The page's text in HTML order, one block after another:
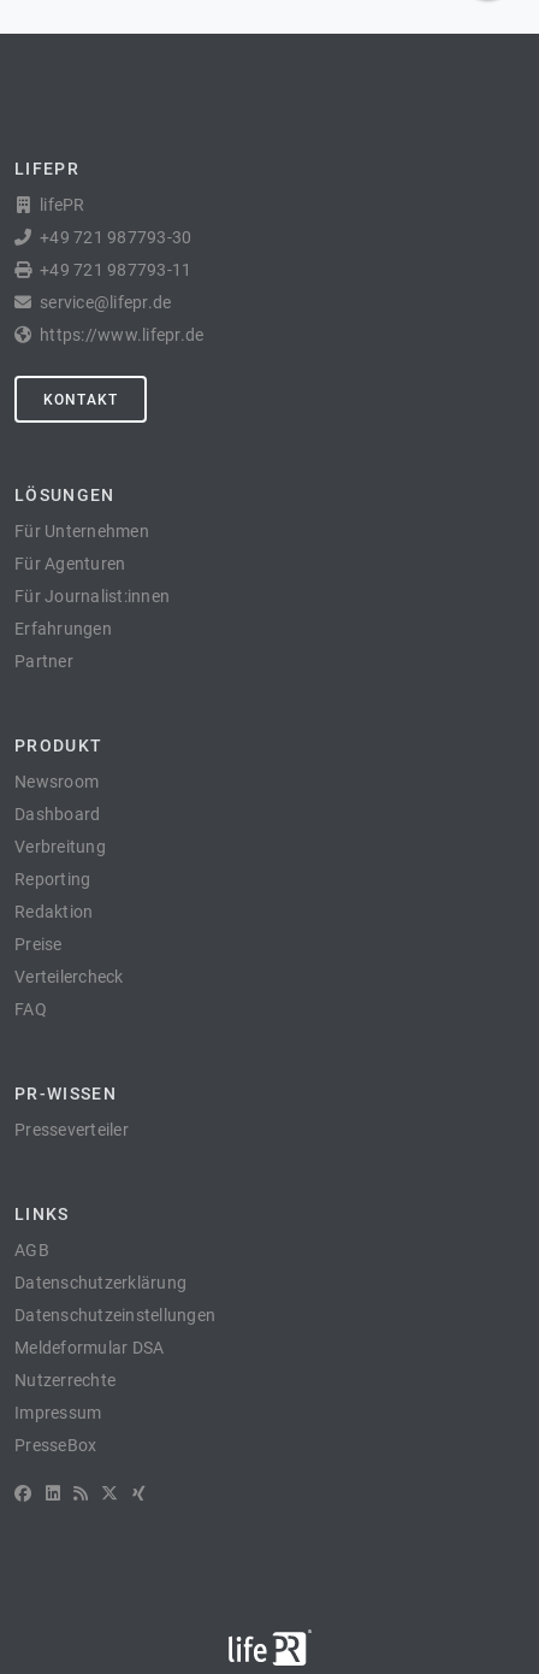
LIFEPR
lifePR
+49 721 987793-30
+49 721 987793-11
service@lifepr.de
https://www.lifepr.de
KONTAKT
LÖSUNGEN
Für Unternehmen
Für Agenturen
Für Journalist:innen
Erfahrungen
Partner
PRODUKT
Newsroom
Dashboard
Verbreitung
Reporting
Redaktion
Preise
Verteilercheck
FAQ
PR-WISSEN
Presseverteiler
LINKS
AGB
Datenschutzerklärung
Datenschutzeinstellungen
Meldeformular DSA
Nutzerrechte
Impressum
PresseBox